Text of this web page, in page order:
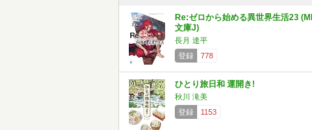
Re:ゼロから始める異世界生活23
文庫J)
長月 達平
登録
778
ひとり旅日和 運開き!
秋川 滝美
登録
1153